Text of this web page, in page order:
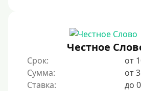
Честное
Срок:
от
Сумма:
от
Ставка:
до